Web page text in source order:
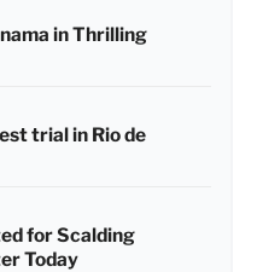
in Thrilling
trial in Rio de
for Scalding
Today